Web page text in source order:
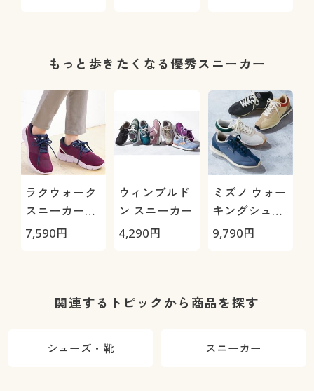
もっと歩きたくなる優秀スニーカー
ラクウォーク
スニーカー
(RL-9219)
7,590円
ウィンブルド
ン スニーカー
4,290円
ミズノ ウォー
キングシュー
ズ ME-LS
9,790円
関連するトピックから商品を探す
シューズ・靴 スニーカー